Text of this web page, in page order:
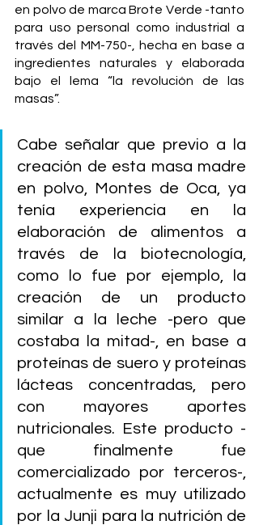
en polvo de marca Brote Verde -tanto
para uso personal como industrial a
través del MM-750-, hecha en base a
ingredientes naturales y elaborada
bajo el lema “la revolución de las
masas”.
Cabe señalar que previo a la
creación de esta masa madre
en polvo, Montes de Oca, ya
tenía experiencia en la
elaboración de alimentos a
través de la biotecnología,
como lo fue por ejemplo, la
creación de un producto
similar a la leche -pero que
costaba la mitad-, en base a
proteínas de suero y proteínas
lácteas concentradas, pero
con mayores aportes
nutricionales. Este producto -
que finalmente fue
comercializado por terceros-,
actualmente es muy utilizado
por la Junji para la nutrición de